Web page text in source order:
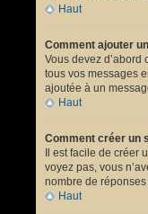
Haut
Comment ajouter
Vous devez
tous vos messages
ajoutée à un
Haut
Comment créer un
Il est facile de
voyez pas, vous
nombre de
Haut